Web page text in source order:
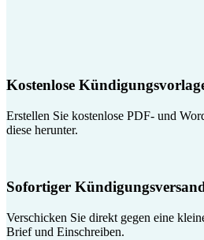
Kostenlose
Erstellen Sie kostenlose PDF- und
diese herunter.
Sofortiger
Verschicken Sie direkt gegen eine
Brief und Einschreiben.